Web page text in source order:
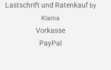
Lastschrift und Ratenkauf by
Klarna
Vorkasse
PayPal